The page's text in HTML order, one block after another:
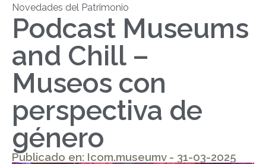
Novedades del Patrimonio
Podcast Museums
and Chill –
Museos con
perspectiva de
género
Publicado en: Icom.museumv - 31-03-2025